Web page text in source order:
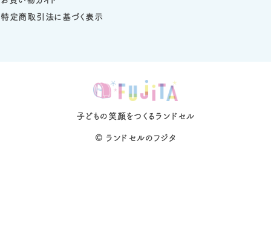
特定商取引法に基づく表示
子どもの笑顔をつくるランドセル
© ランドセルのフジタ